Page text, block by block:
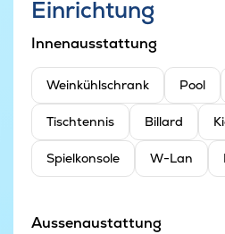
Einrichtung
Innenausstattung
Weinkühlschrank Pool
Tischtennis Billard
Spielkonsole W-Lan
Aussenaustattung